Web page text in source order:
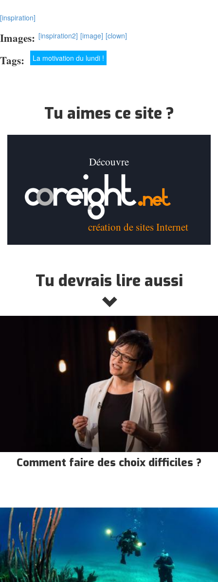
[inspiration]
Images: [inspiration2] [image] [clown]
Tags: La motivation du lundi !
Tu aimes ce site ?
Découvre
création de sites Internet
Tu devrais lire aussi
Comment faire des choix difficiles ?